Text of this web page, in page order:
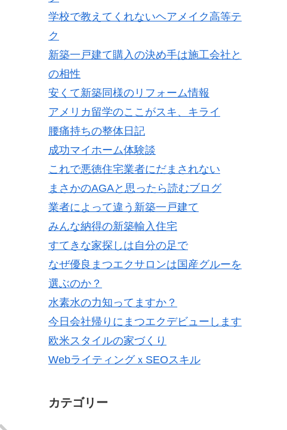
学校で教えてくれないヘアメイク高等テ
ク
新築一戸建て購入の決め手は施工会社と
の相性
安くて新築同様のリフォーム情報
アメリカ留学のここがスキ、キライ
腰痛持ちの整体日記
成功マイホーム体験談
これで悪徳住宅業者にだまされない
まさかのAGAと思ったら読むブログ
業者によって違う新築一戸建て
みんな納得の新築輸入住宅
すてきな家探しは自分の足で
なぜ優良まつエクサロンは国産グルーを
選ぶのか？
水素水の力知ってますか？
今日会社帰りにまつエクデビューします
欧米スタイルの家づくり
WebライティングｘSEOスキル
カテゴリー